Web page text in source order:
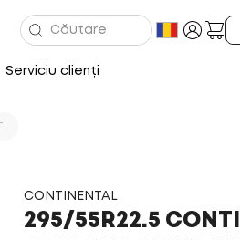
Serviciu clienți
CONTINENTAL
295/55R22.5